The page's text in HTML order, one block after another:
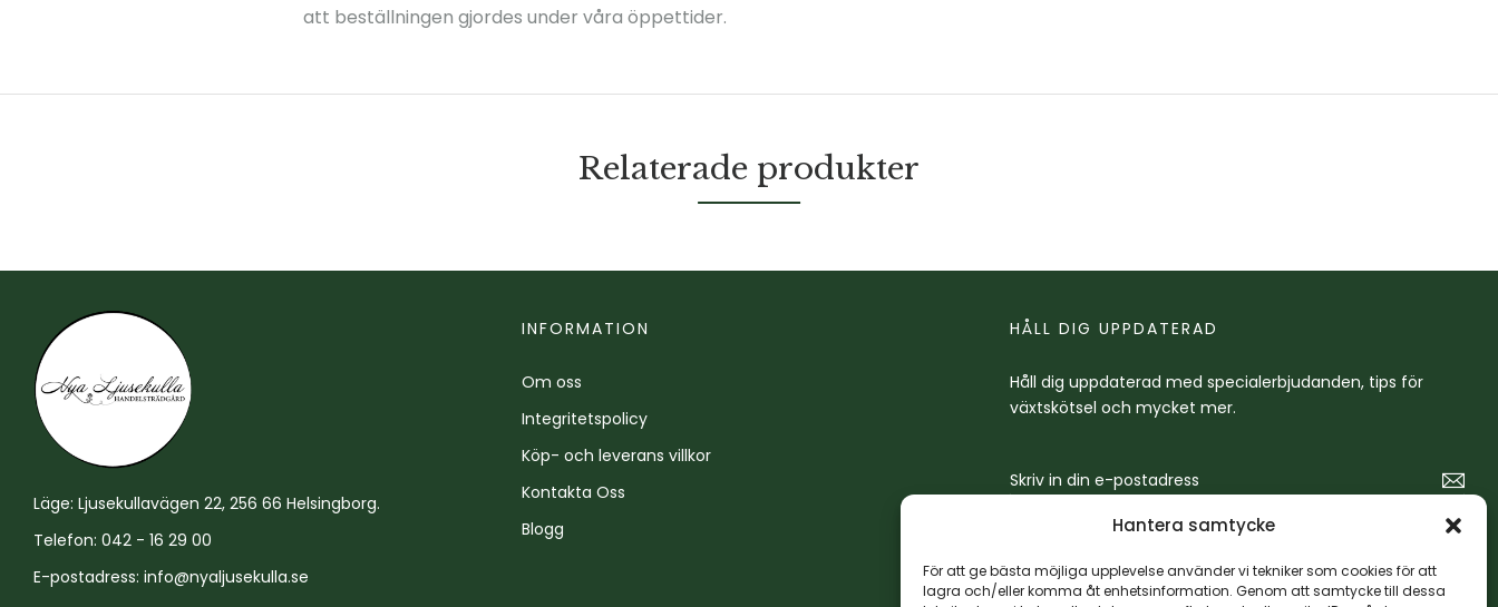
Hantera samtycke
För att ge bästa möjliga upplevelse använder vi tekniker som cookies för att
lagra och/eller komma åt enhetsinformation. Genom att samtycke till dessa
att beställningen gjordes under våra öppettider.
Relaterade produkter
Läge: Ljusekullavägen 22, 256 66 Helsingborg.
Telefon: 042 - 16 29 00
E-postadress: info@nyaljusekulla.se
INFORMATION
Om oss
Integritetspolicy
Köp- och leverans villkor
Kontakta Oss
Blogg
HÅLL DIG UPPDATERAD
Håll dig uppdaterad med specialerbjudanden, tips för
växtskötsel och mycket mer.